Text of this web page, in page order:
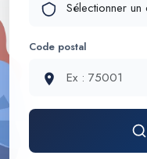
Code postal